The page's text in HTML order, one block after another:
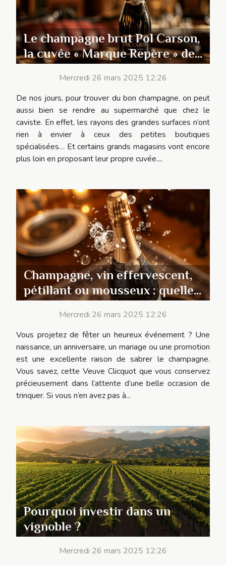
Le champagne brut Pol Carson,
la cuvée « Marque Repère » de
chez Leclerc
Mercredi 26 mars 2025 12:26
De nos jours, pour trouver du bon champagne, on peut
aussi bien se rendre au supermarché que chez le
caviste. En effet, les rayons des grandes surfaces n’ont
rien à envier à ceux des petites boutiques
spécialisées… Et certains grands magasins vont encore
plus loin en proposant leur propre cuvée....
Champagne, vin effervescent,
pétillant ou mousseux : quelles
différences ?
Mercredi 26 mars 2025 12:26
Vous projetez de fêter un heureux événement ? Une
naissance, un anniversaire, un mariage ou une promotion
est une excellente raison de sabrer le champagne.
Vous savez, cette Veuve Clicquot que vous conservez
précieusement dans l’attente d’une belle occasion de
trinquer. Si vous n’en avez pas à...
Pourquoi investir dans un
vignoble ?
Mercredi 26 mars 2025 12:26